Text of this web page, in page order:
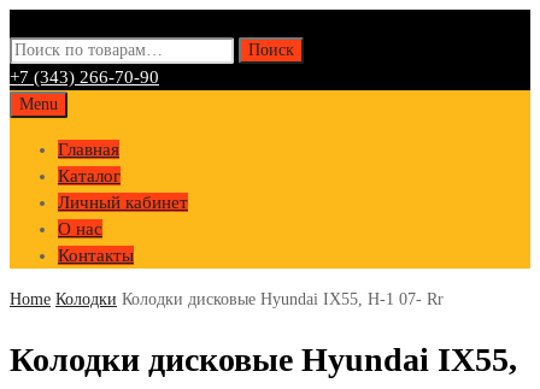
Искать: Поиск
+7 (343) 266-70-90
Skip
content
Menu
Главная
Каталог
Личный кабинет
О нас
Контакты
Home Колодки Колодки дисковые Hyundai IX55, H-1 07- Rr
Колодки дисковые Hyundai IX55,